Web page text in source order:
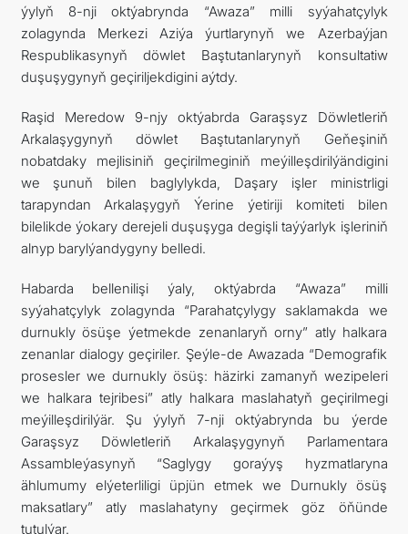
ýylyň 8-nji oktýabrynda “Awaza” milli syýahatçylyk
zolagynda Merkezi Aziýa ýurtlarynyň we Azerbaýjan
Respublikasynyň döwlet Baştutanlarynyň konsultatiw
duşuşygynyň geçiriljekdigini aýtdy.
Raşid Meredow 9-njy oktýabrda Garaşsyz Döwletleriň
Arkalaşygynyň döwlet Baştutanlarynyň Geňeşiniň
nobatdaky mejlisiniň geçirilmeginiň meýilleşdirilýändigini
we şunuň bilen baglylykda, Daşary işler ministrligi
tarapyndan Arkalaşygyň Ýerine ýetiriji komiteti bilen
bilelikde ýokary derejeli duşuşyga degişli taýýarlyk işleriniň
alnyp barylýandygyny belledi.
Habarda bellenilişi ýaly, oktýabrda “Awaza” milli
syýahatçylyk zolagynda “Parahatçylygy saklamakda we
durnukly ösüşe ýetmekde zenanlaryň orny” atly halkara
zenanlar dialogy geçiriler. Şeýle-de Awazada “Demografik
prosesler we durnukly ösüş: häzirki zamanyň wezipeleri
we halkara tejribesi” atly halkara maslahatyň geçirilmegi
meýilleşdirilýär. Şu ýylyň 7-nji oktýabrynda bu ýerde
Garaşsyz Döwletleriň Arkalaşygynyň Parlamentara
Assambleýasynyň “Saglygy goraýyş hyzmatlaryna
ählumumy elýeterliligi üpjün etmek we Durnukly ösüş
maksatlary” atly maslahatyny geçirmek göz öňünde
tutulýar.